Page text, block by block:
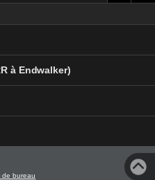
à Endwalker)
de bureau